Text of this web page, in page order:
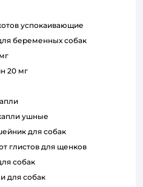
успокаивающие
беременных собак
20 мг
ушные
для собак
глистов для щенков
собак
для собак